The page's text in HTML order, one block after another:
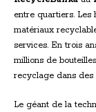
entre quartiers. Les
matériaux
services. En trois
millions de
recyclage dans des
Le géant de la